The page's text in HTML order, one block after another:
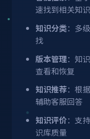
速找到相关知识
知识分类：多
找
版本管理：知
查看和恢复
知识推荐：根
辅助客服回答
知识评价：支
识库质量